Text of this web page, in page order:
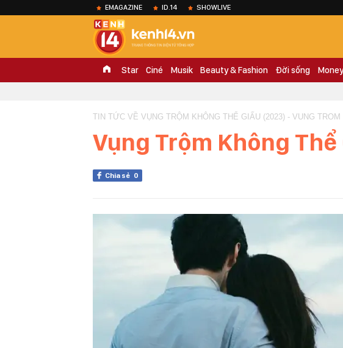
EMAGAZINE ID.14 SHOWLIVE
Star Ciné Musik Beauty & Fashion Đời sống
TIN TỨC VỀ VỤNG TRỘM KHÔNG THỂ GIẤU (2023) - VUNG
Vụng Trộm Không Thể
Chia sẻ 0